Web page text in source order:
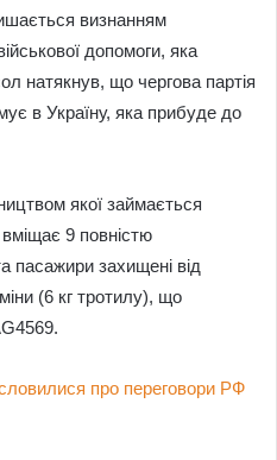
визнанням
допомоги, яка
натякнув, що чергова партія
в Україну, яка прибуде до
якої займається
9 повністю
пасажири захищені від
(6 кг тротилу), що
про переговори РФ